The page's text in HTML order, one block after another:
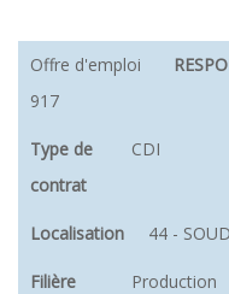
Offre d'emploi
917
Type de
contrat
CDI
Localisation 44 -
Filière Production